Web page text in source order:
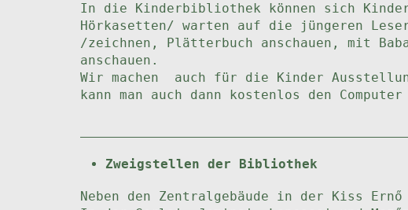
In die Kinderbibliothek können sich
Hörkasetten/ warten auf die jüngeren
/zeichnen, Plätterbuch anschauen, mit
anschauen.
Wir machen auch für die Kinder
kann man auch dann kostenlos den
Zweigstellen der Bibliothek
Neben den Zentralgebäude in der Kiss